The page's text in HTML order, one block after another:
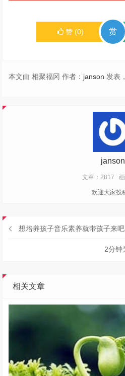
赞 (0) 赏
本文由 相聚福冈 作者： janson 发表
janson
文章：2817
欢迎大家投
想培养孩子音乐素养就带孩子来吧
2分钟
相关文章